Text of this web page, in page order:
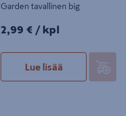
Garden tavallinen big
2,99€/kpl
2,99 € / kpl
Lue lisää